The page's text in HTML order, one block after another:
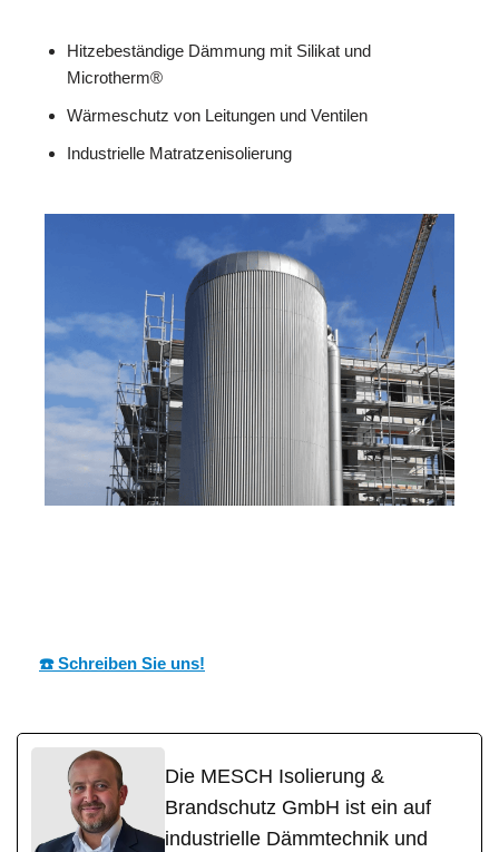
Hitzebeständige Dämmung mit Silikat und
Microtherm®
Wärmeschutz von Leitungen und Ventilen
Industrielle Matratzenisolierung
☎️ Schreiben Sie uns!
Die MESCH Isolierung &
Brandschutz GmbH ist ein auf
industrielle Dämmtechnik und